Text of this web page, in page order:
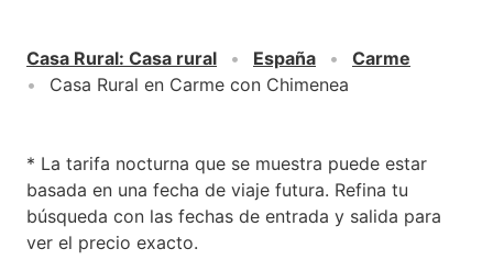
Casa Rural: Casa rural España
Carme
Casa Rural en Carme con Chimenea
* La tarifa nocturna que se muestra puede estar
basada en una fecha de viaje futura. Refina tu
búsqueda con las fechas de entrada y salida para
ver el precio exacto.